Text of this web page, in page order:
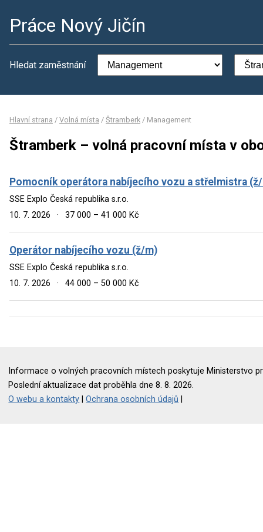
Práce Nový Jičín
Hledat zaměstnání
Hlavní strana / Volná místa / Štramberk / Management
Štramberk – volná pracovní místa v
Pomocník operátora nabíjecího vozu a střelmistra
SSE Explo Česká republika s.r.o.
10. 7. 2026
· 37 000 – 41 000 Kč
Operátor nabíjecího vozu (ž/m)
SSE Explo Česká republika s.r.o.
10. 7. 2026
· 44 000 – 50 000 Kč
Informace o volných pracovních místech poskytuje Ministerstvo
Poslední aktualizace dat proběhla dne 8. 8. 2026.
O webu a kontakty |Ochrana osobních údajů